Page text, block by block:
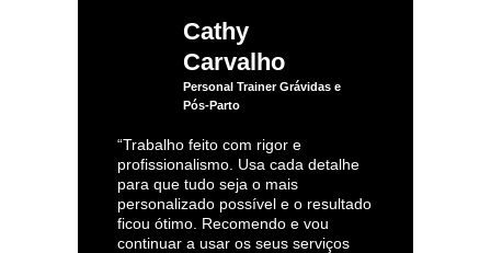
Cathy
Carvalho
Personal Trainer Grávidas e
Pós-Parto
“Trabalho feito com rigor e
profissionalismo. Usa cada detalhe
para que tudo seja o mais
personalizado possível e o resultado
ficou ótimo. Recomendo e vou
continuar a usar os seus serviços